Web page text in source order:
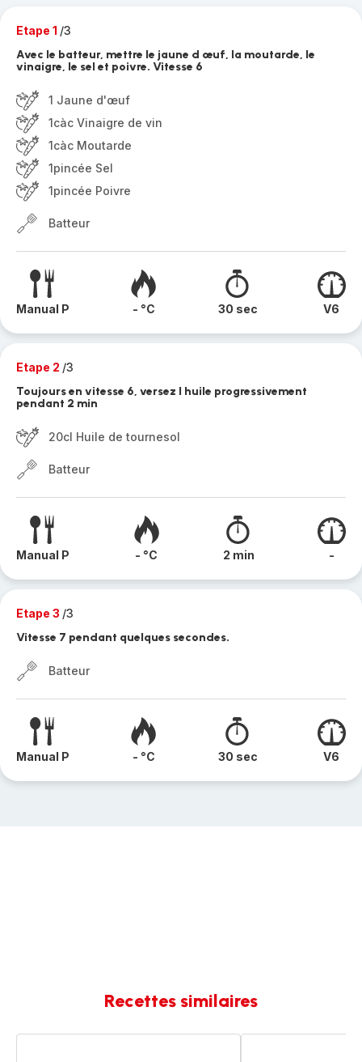
Etape 1 /3
Avec le batteur, mettre le jaune d œuf, la moutarde, le
vinaigre, le sel et poivre. Vitesse 6
1 Jaune d'œuf
1càc Vinaigre de vin
1càc Moutarde
1pincée Sel
1pincée Poivre
Batteur
Manual P - °C 30 sec V6
Etape 2 /3
Toujours en vitesse 6, versez l huile progressivement
pendant 2 min
20cl Huile de tournesol
Batteur
Manual P - °C 2 min -
Etape 3 /3
Vitesse 7 pendant quelques secondes.
Batteur
Manual P - °C 30 sec V6
Recettes similaires